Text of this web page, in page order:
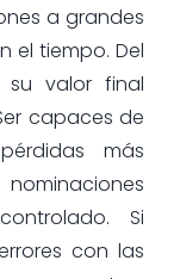
a grandes
el tiempo. Del
valor final
capaces de
más
Si
con las